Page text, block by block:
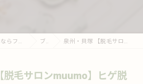
大阪府貝塚のエステならフェイシャル・脱毛サロンmuumo ブログ 泉州・貝塚 【脱毛サロンmuumo】ヒゲ脱毛は痛い？
脱毛サロンmuumo】ヒゲ脱